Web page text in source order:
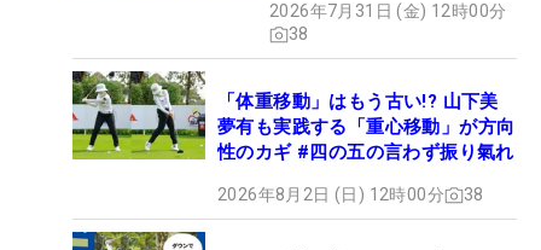
2026年7月31日 (金) 12時00分
38
「体重移動」はもう古い!? 山下美
夢有も実践する「重心移動」が方向
性のカギ #四の五の言わず振り氣れ
2026年8月2日 (日) 12時00分 38